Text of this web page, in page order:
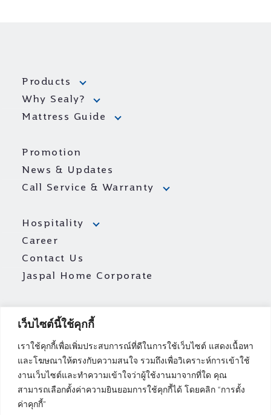
เว็บไซต์นี้ใช้คุกกี้
เราใช้คุกกี้เพื่อเพิ่มประสบการณ์ที่ดีในการใช้เว็บไซต์ แสดงเนื้อหา
และโฆษณาให้ตรงกับความสนใจ รวมถึงเพื่อวิเคราะห์การเข้าใช้
งานเว็บไซต์และทำความเข้าใจว่าผู้ใช้งานมาจากที่ใด คุณ
สามารถเลือกตั้งค่าความยินยอมการใช้คุกกี้ได้ โดยคลิก “การตั้ง
ค่าคุกกี้”
Homepro - Charansanitwong
Homepro - Ekkamai
Homepro - Kalapapruek
Homepro - Paradise Park
Homepro - Ploenchit
Homepro - Rama II
Homepro - Rama III
Homepro - Ramkhumhaeng
Products
Why Sealy?
Mattress Guide
Promotion
News & Updates
Call Service & Warranty
Hospitality
Career
Contact Us
Jaspal Home Corporate